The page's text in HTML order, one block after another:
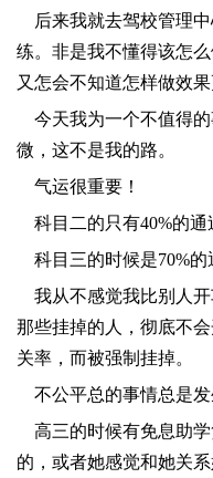
后来我就去驾校管理中
练。非是我不懂得该怎
又怎会不知道怎样做效
今天我为一个不值得
微，这不是我的路。
​气运很重要！
科目二的只有40%的通
科目三的时候是70%的
我从不感觉我比别人开
那些挂掉的人，彻底不
关率，而被强制挂掉。
不公平总的事情总是发
高三的时候有免息助
的，或者她感觉和她关